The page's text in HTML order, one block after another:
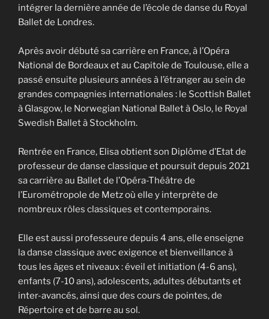
intégrer la dernière année de l’école de danse du Royal
Ballet de Londres.
Après avoir débuté sa carrière en France, à l’Opéra
National de Bordeaux et au Capitole de Toulouse, elle a
passé ensuite plusieurs années à l’étranger au sein de
grandes compagnies internationales : le Scottish Ballet
à Glasgow, le Norwegian National Ballet à Oslo, le Royal
Swedish Ballet à Stockholm.
Rentrée en France, Elisa obtient son Diplôme d’Etat de
professeur de danse classique et poursuit depuis 2021
sa carrière au Ballet de l’Opéra-Théâtre de
l’Eurométropole de Metz où elle y interprète de
nombreux rôles classiques et contemporains.
Elle est aussi professeure depuis 4 ans, elle enseigne
la danse classique avec exigence et bienveillance à
tous les âges et niveaux : éveil et initiation (4-6 ans),
enfants (7-10 ans), adolescents, adultes débutants et
inter-avancés, ainsi que des cours de pointes, de
Répertoire et de barre au sol.